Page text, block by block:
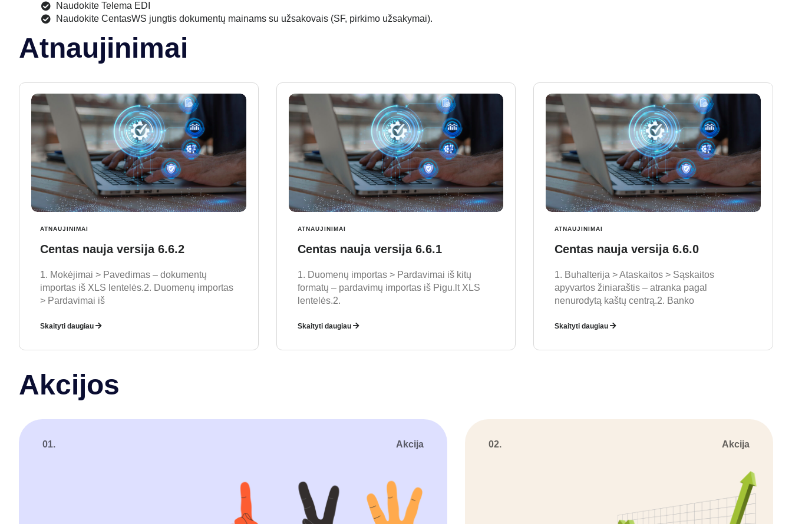
Naudokite Telema EDI
Naudokite CentasWS jungtis dokumentų mainams su užsakovais (SF, pirkimo užsakymai).
Atnaujinimai
ATNAUJINIMAI
Centas nauja versija 6.6.2
1. Mokėjimai > Pavedimas – dokumentų
importas iš XLS lentelės.2. Duomenų importas
> Pardavimai iš
Skaityti daugiau
ATNAUJINIMAI
Centas nauja versija 6.6.1
1. Duomenų importas > Pardavimai iš kitų
formatų – pardavimų importas iš Pigu.lt XLS
lentelės.2.
Skaityti daugiau
ATNAUJINIMAI
Centas nauja versija 6.6.0
1. Buhalterija > Ataskaitos > Sąskaitos
apyvartos žiniaraštis – atranka pagal
nenurodytą kaštų centrą.2. Banko
Skaityti daugiau
Akcijos
01. Akcija 02. Akcija